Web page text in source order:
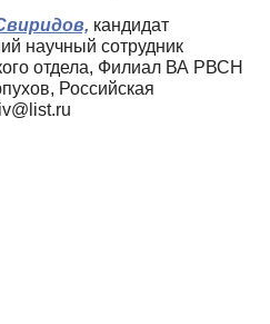
кандидат
научный сотрудник
отдела, Филиал ВА РВСН
Российская